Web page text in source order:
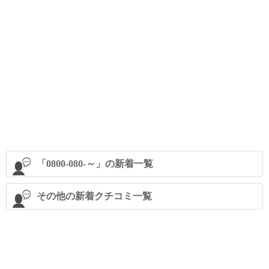
「0800-080-～」の新着一覧
その他の新着クチコミ一覧